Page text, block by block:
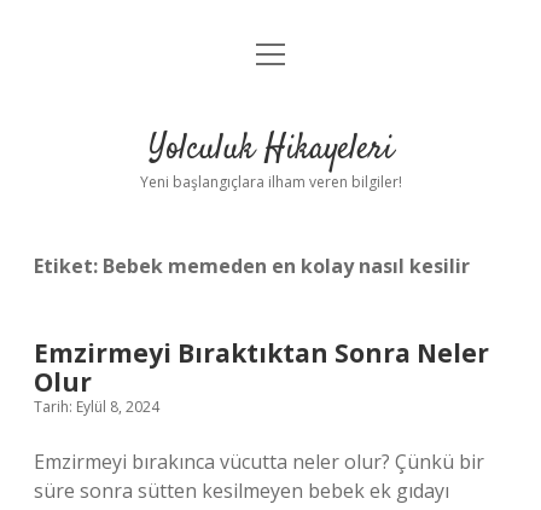
Anasayfa
Yasal Uyarı
menüyü
Yolculuk Hikayeleri
Yeni başlangıçlara ilham veren bilgiler!
Etiket: Bebek memeden en kolay nasıl kesilir
Emzirmeyi Bıraktıktan Sonra Neler
Olur
Tarih: Eylül 8, 2024
Emzirmeyi bırakınca vücutta neler olur? Çünkü bir
süre sonra sütten kesilmeyen bebek ek gıdayı